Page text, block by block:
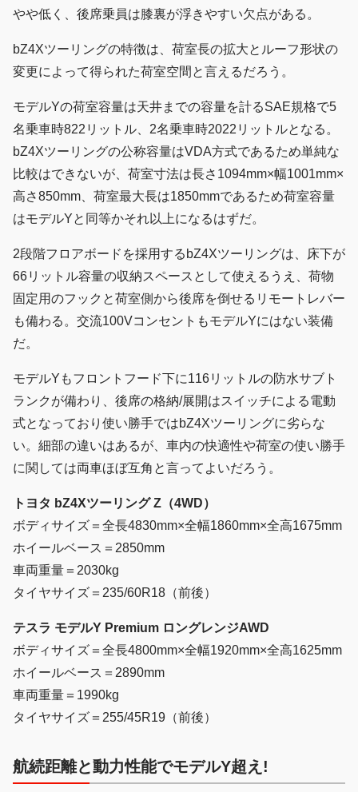
やや低く、後席乗員は膝裏が浮きやすい欠点がある。
bZ4Xツーリングの特徴は、荷室長の拡大とルーフ形状の
変更によって得られた荷室空間と言えるだろう。
モデルYの荷室容量は天井までの容量を計るSAE規格で5
名乗車時822リットル、2名乗車時2022リットルとなる。
bZ4Xツーリングの公称容量はVDA方式であるため単純な
比較はできないが、荷室寸法は長さ1094mm×幅1001mm×
高さ850mm、荷室最大長は1850mmであるため荷室容量
はモデルYと同等かそれ以上になるはずだ。
2段階フロアボードを採用するbZ4Xツーリングは、床下が
66リットル容量の収納スペースとして使えるうえ、荷物
固定用のフックと荷室側から後席を倒せるリモートレバー
も備わる。交流100VコンセントもモデルYにはない装備
だ。
モデルYもフロントフード下に116リットルの防水サブト
ランクが備わり、後席の格納/展開はスイッチによる電動
式となっており使い勝手ではbZ4Xツーリングに劣らな
い。細部の違いはあるが、車内の快適性や荷室の使い勝手
に関しては両車ほぼ互角と言ってよいだろう。
トヨタ bZ4Xツーリング Z（4WD）
ボディサイズ＝全長4830mm×全幅1860mm×全高1675mm
ホイールベース＝2850mm
車両重量＝2030kg
タイヤサイズ＝235/60R18（前後）
テスラ モデルY Premium ロングレンジAWD
ボディサイズ＝全長4800mm×全幅1920mm×全高1625mm
ホイールベース＝2890mm
車両重量＝1990kg
タイヤサイズ＝255/45R19（前後）
航続距離と動力性能でモデルY超え!